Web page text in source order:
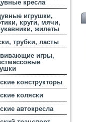
кресла
игрушки,
круги, мячи,
жилеты
трубки, ласты
игры,
конструкторы
коляски
автокресла